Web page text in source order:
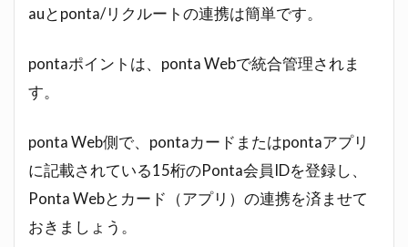
auとponta/リクルートの連携は簡単です。
pontaポイントは、ponta Webで統合管理されま
す。
ponta Web側で、pontaカードまたはpontaアプリ
に記載されている15桁のPonta会員IDを登録し、
Ponta Webとカード（アプリ）の連携を済ませて
おきましょう。